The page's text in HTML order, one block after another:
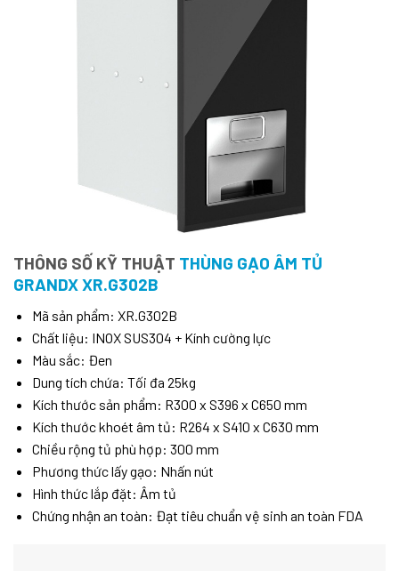
THÔNG SỐ KỸ THUẬT THÙNG GẠO ÂM TỦ
GRANDX XR.G302B
Mã sản phẩm: XR.G302B
Chất liệu: INOX SUS304 + Kính cường lực
Màu sắc: Đen
Dung tích chứa: Tối đa 25kg
Kích thước sản phẩm: R300 x S396 x C650 mm
Kích thước khoét âm tủ: R264 x S410 x C630 mm
Chiều rộng tủ phù hợp: 300 mm
Phương thức lấy gạo: Nhấn nút
Hình thức lắp đặt: Âm tủ
Chứng nhận an toàn: Đạt tiêu chuẩn vệ sinh an toàn FDA